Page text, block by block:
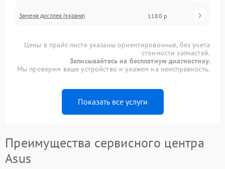
Замена дисплея (экрана) 1180 р
Цены в прайс-листе указаны ориентировочные, без учета
стоимости запчастей.
Записывайтесь на бесплатную диагностику.
Мы проверим ваше устройство и укажем на неисправность.
Показать все услуги
Преимущества сервисного центра
Asus